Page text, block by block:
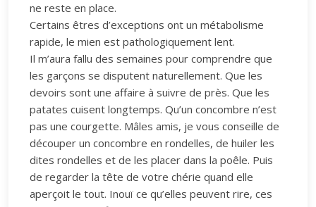
ne reste en place.
Certains êtres d’exceptions ont un métabolisme
rapide, le mien est pathologiquement lent.
Il m’aura fallu des semaines pour comprendre que
les garçons se disputent naturellement. Que les
devoirs sont une affaire à suivre de près. Que les
patates cuisent longtemps. Qu’un concombre n’est
pas une courgette. Mâles amis, je vous conseille de
découper un concombre en rondelles, de huiler les
dites rondelles et de les placer dans la poêle. Puis
de regarder la tête de votre chérie quand elle
aperçoit le tout. Inouï ce qu’elles peuvent rire, ces